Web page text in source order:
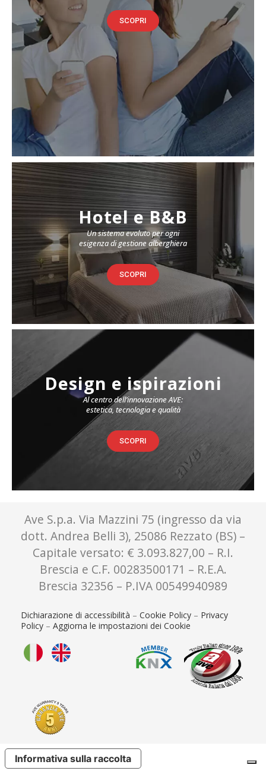
SCOPRI
Hotel e B&B
Un sistema evoluto per ogni
esigenza di gestione alberghiera
SCOPRI
Design e ispirazioni
Al centro dell’innovazione AVE:
estetica, tecnologia e qualità
SCOPRI
Ave S.p.a. Via Mazzini 75 (ingresso da via
dott. Andrea Belli 3), 25086 Rezzato (BS) –
Capitale versato: € 3.093.827,00 – R.I.
Brescia e C.F. 00283500171 – R.E.A.
Brescia 32356 – P.IVA 00549940989
Dichiarazione di accessibilità – Cookie Policy – Privacy
Policy – Aggiorna le impostazioni dei Cookie
Informativa sulla raccolta